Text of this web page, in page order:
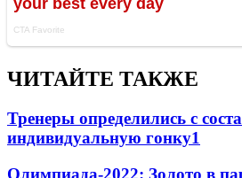
ЧИТАЙТЕ ТАКЖЕ
Тренеры определились с
индивидуальную гонку1
Олимпиада-2022: Золото в